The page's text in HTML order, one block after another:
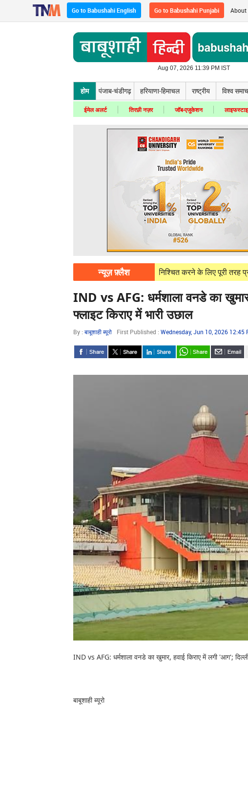
Go to Babushahi English Go to Babushahi Punjabi About
Aug 07, 2026 11:39 PM IST
होम पंजाब-चंडीगढ़ हरियाणा-हिमाचल राष्ट्रीय विश्व
ईमेल अलर्ट तिरछी नज़र जॉब-एजुकेशन
न्यूज़ फ़्लैश
पावरकॉम निर्बाध बिजली आपूर्ति सुनिश्चित करने के लिए पूरी तरह प्रतिबद्ध : डॉ.
IND vs AFG: धर्मशाला वनडे का
फ्लाइट किराए में भारी उछाल
By : बाबूशाही ब्यूरो First Published : Wednesday, Jun 10, 2026 12:45
IND vs AFG: धर्मशाला वनडे का खुमार, हवाई किराए में लगी 'आग';
बाबूशाही ब्यूरो